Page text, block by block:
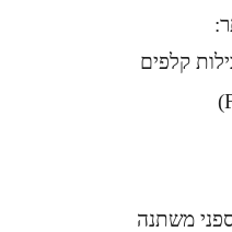
קלפים
משתנה